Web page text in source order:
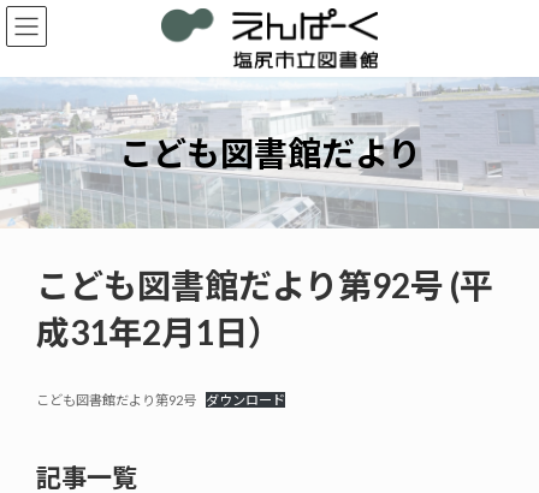
コ
ン
ン
ツ
へ
ス
キ
ッ
プ
ナ
ビ
ー
シ
ョ
ン
に
移
動
こども図書館だより
こども図書館だより第92号 (平
成31年2月1日）
こども図書館だより第92号 ダウンロード
記事一覧